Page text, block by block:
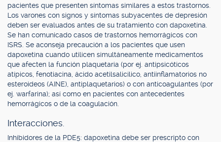
pacientes que presenten síntomas similares a estos trastornos.
Los varones con signos y síntomas subyacentes de depresión
deben ser evaluados antes de su tratamiento con dapoxetina.
Se han comunicado casos de trastornos hemorrágicos con
ISRS. Se aconseja precaución a los pacientes que usen
dapoxetina cuando utilicen simultáneamente medicamentos
que afecten la función plaquetaria (por ej. antipsicóticos
atípicos, fenotiacina, ácido acetilsalicílico, antiinflamatorios no
esteroideos (AINE), antiplaquetarios) o con anticoagulantes (por
ej. warfarina); así como en pacientes con antecedentes
hemorrágicos o de la coagulación.
Interacciones.
Inhibidores de la PDE5: dapoxetina debe ser prescripto con